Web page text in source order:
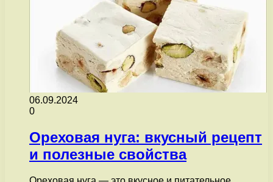
06.09.2024
0
Ореховая нуга: вкусный рецепт
и полезные свойства